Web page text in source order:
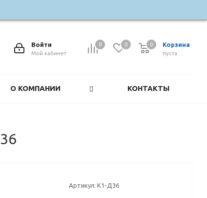
0 0 Корзина
0
пуста
0
Войти
Мой кабинет
О КОМПАНИИ КОНТАКТЫ
Артикул: К1-Д36